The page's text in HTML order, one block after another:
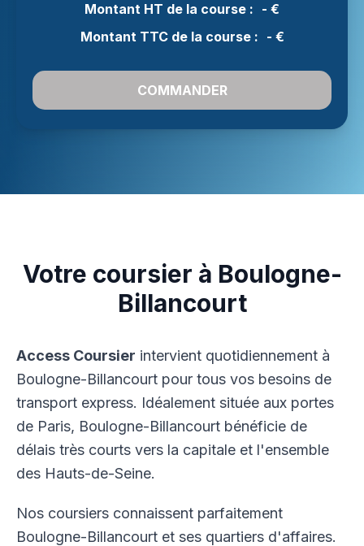
Montant HT de la course : - €
Montant TTC de la course : - €
COMMANDER
Votre coursier à Boulogne-
Billancourt
Access Coursier intervient quotidiennement à
Boulogne-Billancourt pour tous vos besoins de
transport express. Idéalement située aux portes
de Paris, Boulogne-Billancourt bénéficie de
délais très courts vers la capitale et l'ensemble
des Hauts-de-Seine.
Nos coursiers connaissent parfaitement
Boulogne-Billancourt et ses quartiers d'affaires.